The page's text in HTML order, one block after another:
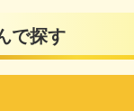
で探す